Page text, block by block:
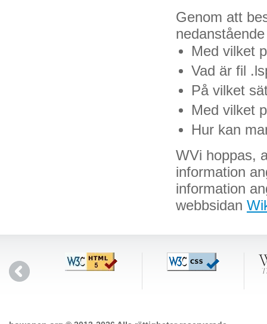
Genom att
Med vilket
Vad är fil
På vilket
Med vilket
Hur kan
WVi hoppas,
information
information
webbsidan